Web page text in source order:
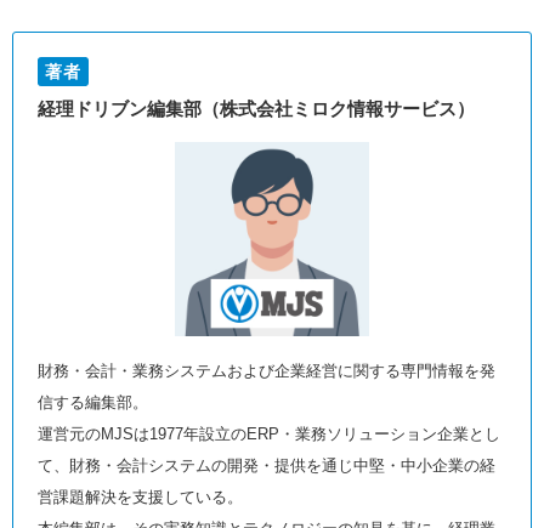
著者
経理ドリブン編集部（株式会社ミロク情報サービス）
財務・会計・業務システムおよび企業経営に関する専門情報を発
信する編集部。
運営元のMJSは1977年設立のERP・業務ソリューション企業とし
て、財務・会計システムの開発・提供を通じ中堅・中小企業の経
営課題解決を支援している。